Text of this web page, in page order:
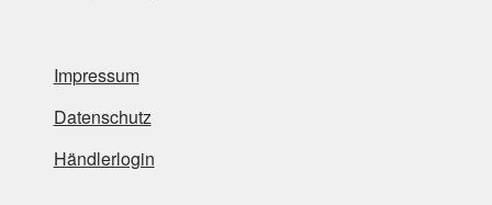
Impressum
Datenschutz
Händlerlogin